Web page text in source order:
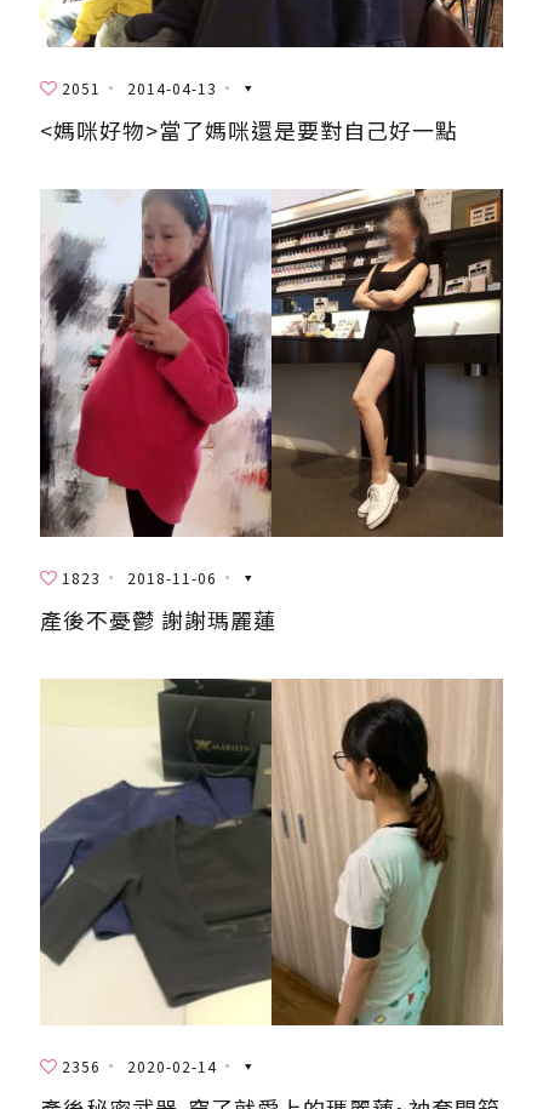
2051 2014-04-13
<媽咪好物>當了媽咪還是要對自己好一點
1823 2018-11-06
產後不憂鬱 謝謝瑪麗蓮
2356 2020-02-14